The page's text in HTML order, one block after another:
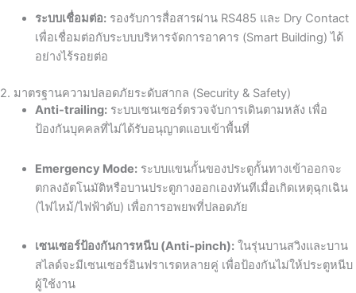
ระบบเชื่อมต่อ:รองรับการสื่อสารผ่าน RS485 และ Dry Contact
เพื่อเชื่อมต่อกับระบบบริหารจัดการอาคาร (Smart Building) ได้
อย่างไร้รอยต่อ
2. มาตรฐานความปลอดภัยระดับสากล (Security & Safety)
Anti-trailing:ระบบเซนเซอร์ตรวจจับการเดินตามหลัง เพื่อ
ป้องกันบุคคลที่ไม่ได้รับอนุญาตแอบเข้าพื้นที่
Emergency Mode:ระบบแขนกั้นของประตูกั้นทางเข้าออกจะ
ตกลงอัตโนมัติหรือบานประตูกางออกเองทันทีเมื่อเกิดเหตุฉุกเฉิน
(ไฟไหม้/ไฟฟ้าดับ) เพื่อการอพยพที่ปลอดภัย
เซนเซอร์ป้องกันการหนีบ (Anti-pinch):ในรุ่นบานสวิงและบาน
สไลด์จะมีเซนเซอร์อินฟราเรดหลายคู่ เพื่อป้องกันไม่ให้ประตูหนีบ
ผู้ใช้งาน